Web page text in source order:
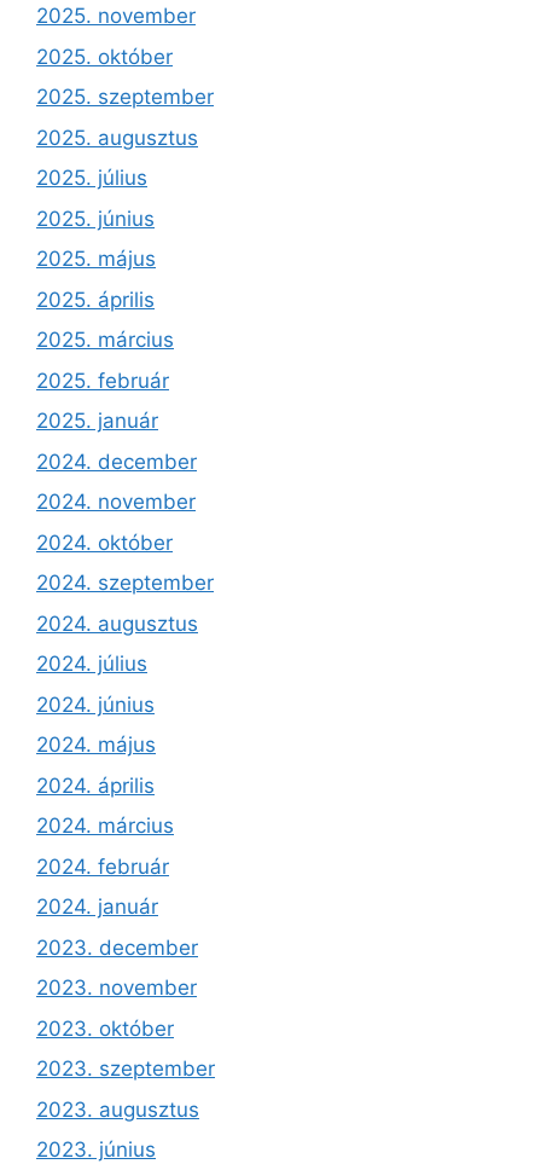
2025. november
2025. október
2025. szeptember
2025. augusztus
2025. július
2025. június
2025. május
2025. április
2025. március
2025. február
2025. január
2024. december
2024. november
2024. október
2024. szeptember
2024. augusztus
2024. július
2024. június
2024. május
2024. április
2024. március
2024. február
2024. január
2023. december
2023. november
2023. október
2023. szeptember
2023. augusztus
2023. június